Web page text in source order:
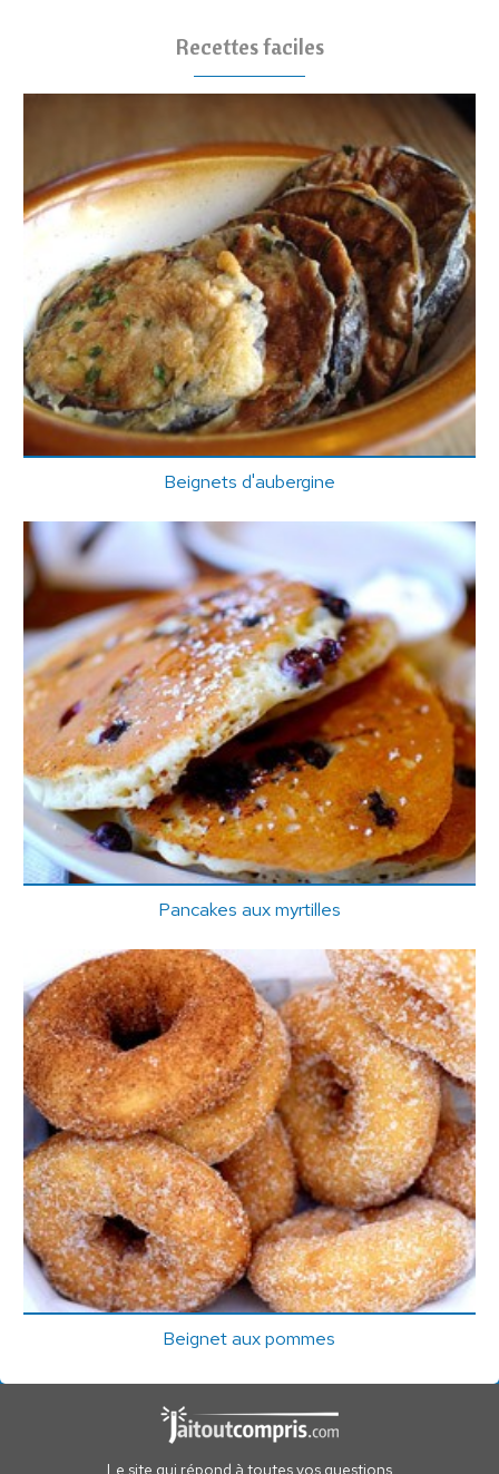
Recettes faciles
Beignets d'aubergine
Pancakes aux myrtilles
Beignet aux pommes
Le site qui répond à toutes vos questions